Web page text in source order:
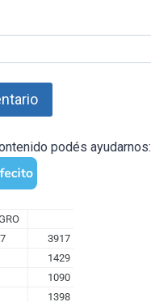
podés ayudarnos: